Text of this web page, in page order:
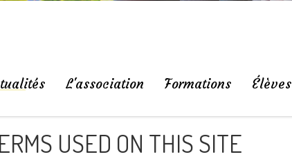
L'association Formations Élèves
USED ON THIS SITE